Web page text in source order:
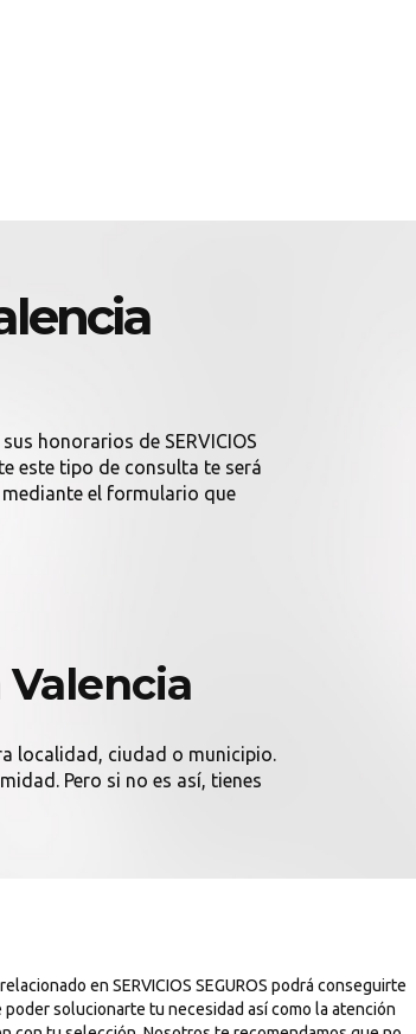
honorarios de SERVICIOS
este tipo de consulta te será
el formulario que
Valencia
localidad, ciudad o municipio.
Pero si no es así, tienes
en SERVICIOS SEGUROS podrá conseguirte
solucionarte tu necesidad así como la atención